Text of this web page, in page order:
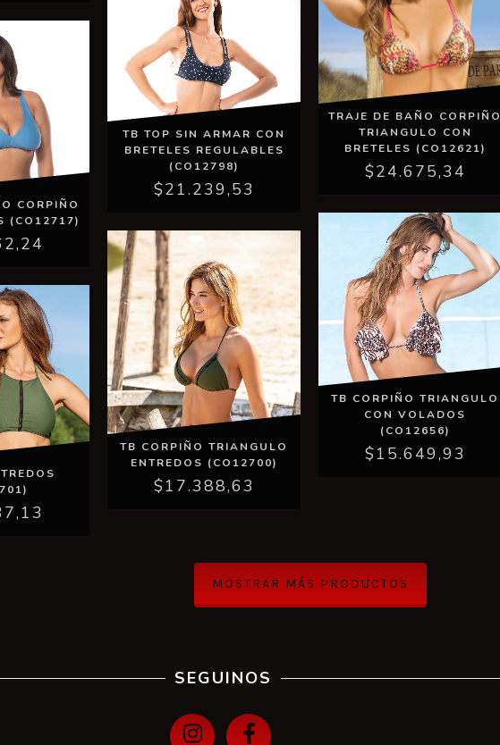
CORPIÑO
(CO12717)
TB TOP SIN ARMAR CON
BRETELES REGULABLES
(CO12798)
$21.239,53
TRAJE DE BAÑO CORPIÑO
TRIANGULO CON
BRETELES (CO12621)
$24.675,34
TB CORPIÑO TRIANGULO
ENTREDOS (CO12700)
$17.388,63
TB CORPIÑO TRIANGULO
CON VOLADOS
(CO12656)
$15.649,93
MOSTRAR MÁS PRODUCTOS
SEGUINOS